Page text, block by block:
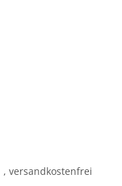
, versandkostenfrei